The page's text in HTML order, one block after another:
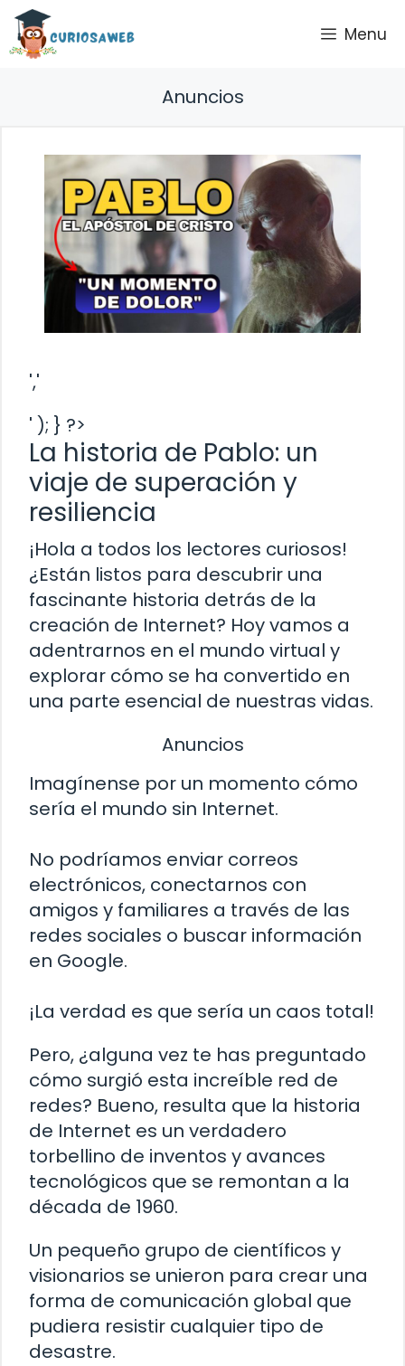
Saltar
contenido
Menu
Anuncios
','
' ); } ?>
La historia de Pablo: un
viaje de superación y
resiliencia
¡Hola a todos los lectores curiosos!
¿Están listos para descubrir una
fascinante historia detrás de la
creación de Internet? Hoy vamos a
adentrarnos en el mundo virtual y
explorar cómo se ha convertido en
una parte esencial de nuestras vidas.
Anuncios
Imagínense por un momento cómo
sería el mundo sin Internet.
No podríamos enviar correos
electrónicos, conectarnos con
amigos y familiares a través de las
redes sociales o buscar información
en Google.
¡La verdad es que sería un caos total!
Pero, ¿alguna vez te has preguntado
cómo surgió esta increíble red de
redes? Bueno, resulta que la historia
de Internet es un verdadero
torbellino de inventos y avances
tecnológicos que se remontan a la
década de 1960.
Un pequeño grupo de científicos y
visionarios se unieron para crear una
forma de comunicación global que
pudiera resistir cualquier tipo de
desastre.